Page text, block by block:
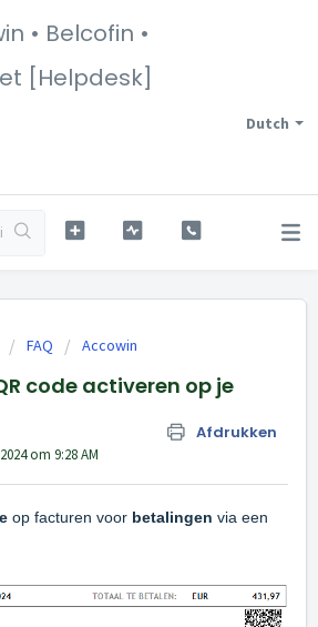
• Belcofin •
[Helpdesk]
Dutch
FAQ Accowin
code activeren op je
Afdrukken
om 9:28 AM
op facturen voor betalingen via een